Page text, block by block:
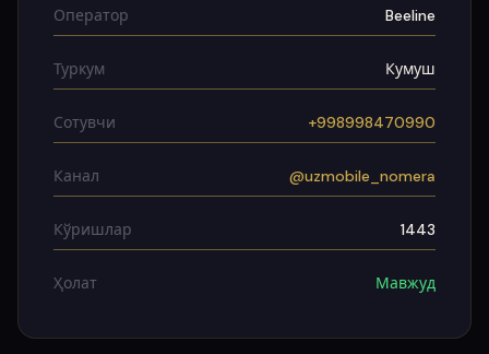
Оператор Beeline
Туркум Кумуш
Сотувчи +998998470990
Канал @uzmobile_nomera
Кўришлар 1443
Ҳолат Мавжуд